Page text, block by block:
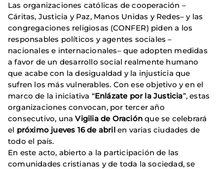
Las organizaciones católicas de cooperación –
Cáritas, Justicia y Paz, Manos Unidas y Redes– y las
congregaciones religiosas (CONFER) piden a los
responsables políticos y agentes sociales –
nacionales e internacionales– que adopten medidas
a favor de un desarrollo social realmente humano
que acabe con la desigualdad y la injusticia que
sufren los más vulnerables. Con ese objetivo y en el
marco de la iniciativa “Enlázate por la Justicia”, estas
organizaciones convocan, por tercer año
consecutivo, unaVigilia de Oración que se celebrará
el próximo jueves 16 de abrilen varias ciudades de
todo el país.
En este acto, abierto a la participación de las
comunidades cristianas y de toda la sociedad, se